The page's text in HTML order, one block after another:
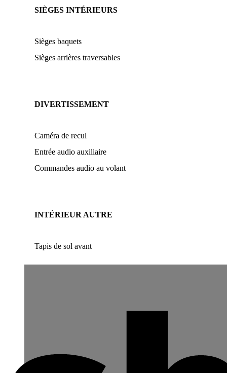
SIÈGES INTÉRIEURS
Sièges baquets
Sièges arrières traversables
DIVERTISSEMENT
Caméra de recul
Entrée audio auxiliaire
Commandes audio au volant
INTÉRIEUR AUTRE
Tapis de sol avant